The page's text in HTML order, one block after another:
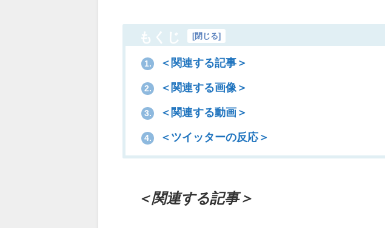
もくじ [閉じる]
1. ＜関連する記事＞
2. ＜関連する画像＞
3. ＜関連する動画＞
4. ＜ツイッターの反応＞
＜関連する記事＞